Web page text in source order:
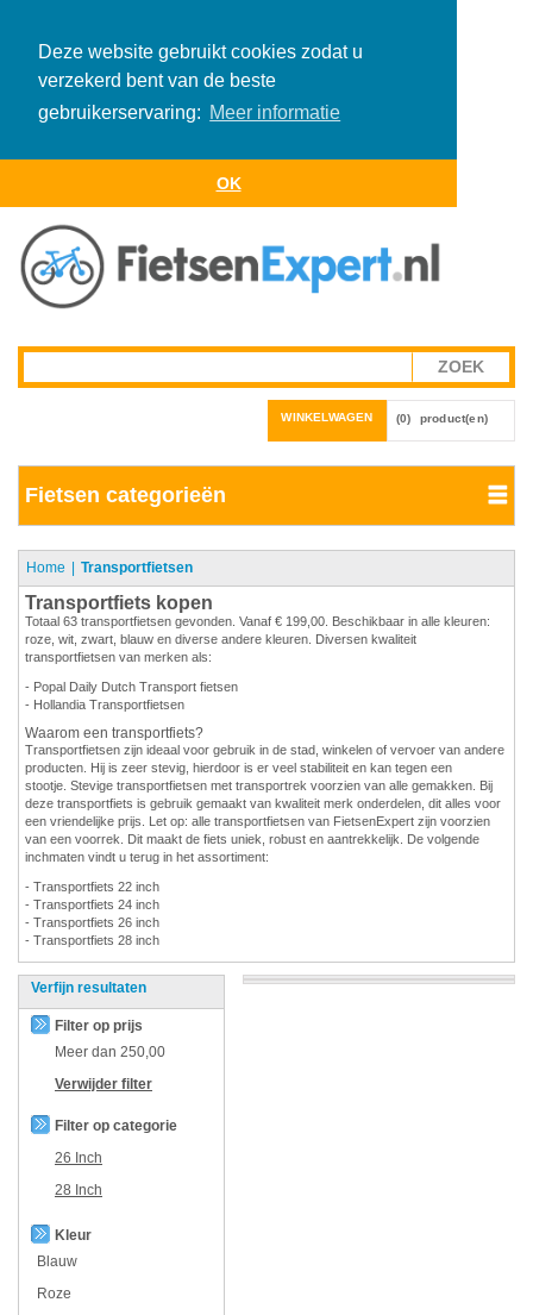
Deze website gebruikt cookies zodat u
verzekerd bent van de beste
gebruikerservaring: Meer informatie
OK
WINKELWAGEN (0) product(en)
Fietsen categorieën
Home Transportfietsen
Transportfiets kopen
Totaal 63 transportfietsen gevonden. Vanaf € 199,00. Beschikbaar in alle kleuren:
roze, wit, zwart, blauw en diverse andere kleuren. Diversen kwaliteit
transportfietsen van merken als:
- Popal Daily Dutch Transport fietsen
- Hollandia Transportfietsen
Waarom een transportfiets?
Transportfietsen zijn ideaal voor gebruik in de stad, winkelen of vervoer van andere
producten. Hij is zeer stevig, hierdoor is er veel stabiliteit en kan tegen een
stootje. Stevige transportfietsen met transportrek voorzien van alle gemakken. Bij
deze transportfiets is gebruik gemaakt van kwaliteit merk onderdelen, dit alles voor
een vriendelijke prijs. Let op: alle transportfietsen van FietsenExpert zijn voorzien
van een voorrek. Dit maakt de fiets uniek, robust en aantrekkelijk. De volgende
inchmaten vindt u terug in het assortiment:
- Transportfiets 22 inch
- Transportfiets 24 inch
- Transportfiets 26 inch
- Transportfiets 28 inch
Verfijn resultaten
Filter op prijs
Meer dan 250,00
Verwijder filter
Filter op categorie
26 Inch
28 Inch
Kleur
Blauw
Roze